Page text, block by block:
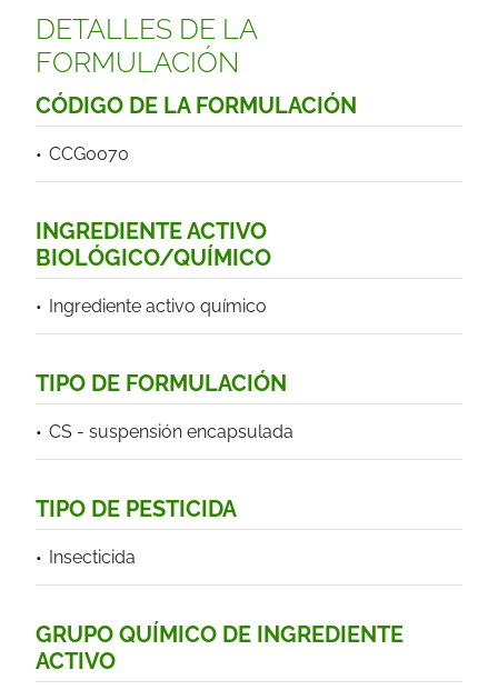
DETALLES DE LA
FORMULACIÓN
CÓDIGO DE LA FORMULACIÓN
CCG0070
INGREDIENTE ACTIVO
BIOLÓGICO/QUÍMICO
Ingrediente activo químico
TIPO DE FORMULACIÓN
CS - suspensión encapsulada
TIPO DE PESTICIDA
Insecticida
GRUPO QUÍMICO DE INGREDIENTE
ACTIVO